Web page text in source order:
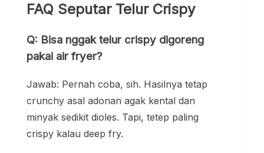
FAQ Seputar Telur Crispy
Q: Bisa nggak telur crispy digoreng
pakai air fryer?
Jawab: Pernah coba, sih. Hasilnya tetap
crunchy asal adonan agak kental dan
minyak sedikit dioles. Tapi, tetep paling
crispy kalau deep fry.